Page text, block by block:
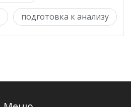
подготовка к анализу